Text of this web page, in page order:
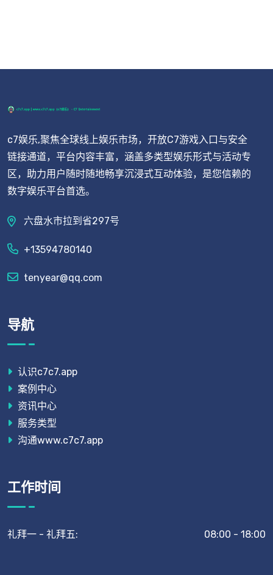
c7娱乐,聚焦全球线上娱乐市场，开放C7游戏入口与安全
链接通道，平台内容丰富，涵盖多类型娱乐形式与活动专
区，助力用户随时随地畅享沉浸式互动体验，是您信赖的
数字娱乐平台首选。
六盘水市拉到省297号
+13594780140
tenyear@qq.com
导航
认识c7c7.app
案例中心
资讯中心
服务类型
沟通www.c7c7.app
工作时间
礼拜一 - 礼拜五: 08:00 - 18:00